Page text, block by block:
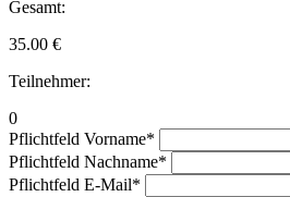
Gesamt:
35.00 €
Teilnehmer:
0
Pflichtfeld Vorname*
Pflichtfeld Nachname*
Pflichtfeld E-Mail*